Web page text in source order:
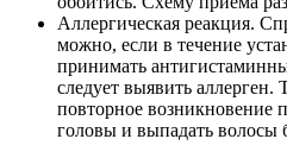
Аллергическая реакция.
можно, если в течение
принимать
следует выявить
повторное возникновение
головы и выпадать волосы